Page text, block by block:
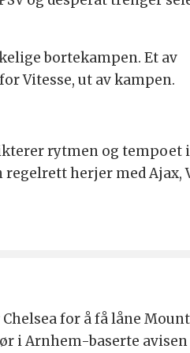
bortekampen. Et av
Vitesse, ut av kampen.
rytmen og tempoet i
herjer med Ajax,
for å få låne
i Arnhem-baserte avisen